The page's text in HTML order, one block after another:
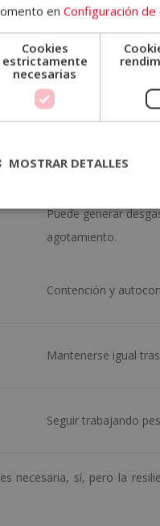
Aguantar y
Temporal, mientras
Lo evita o lo minimiza.
Puede generar
agotamiento.
Contención y
Mantenerse igual
Seguir trabajando
necesaria, sí, pero la
en Configuración de
Cookies
estrictamente
necesarias
MOSTRAR DETALLES